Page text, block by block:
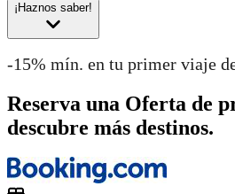
¡Haznos saber!
-15% mín. en tu primer viaje
Reserva una Oferta de
descubre más destinos.